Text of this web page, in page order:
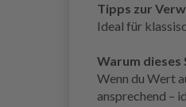
Tipps zur
Ideal für
Warum dieses
Wenn du Wert
ansprechend –